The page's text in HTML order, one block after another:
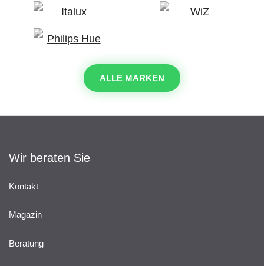
ALLE MARKEN
Wir beraten Sie
Kontakt
Magazin
Beratung